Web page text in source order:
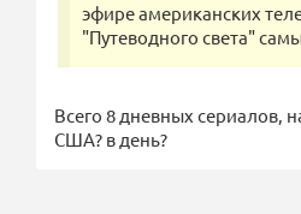
эфире американских
"Путеводного света"
Всего 8 дневных сериалов,
США? в день?